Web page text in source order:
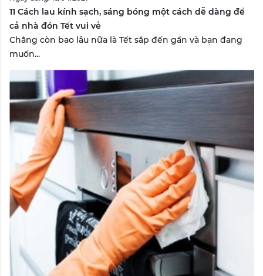
11 Cách lau kính sạch, sáng bóng một cách dễ dàng để
cả nhà đón Tết vui vẻ
Chẳng còn bao lâu nữa là Tết sắp đến gần và bạn đang
muốn...